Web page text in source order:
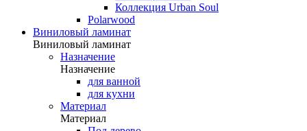
Коллекция Urban Soul
Polarwood
Виниловый ламинат
Виниловый ламинат
Назначение
Назначение
для ванной
для кухни
Материал
Материал